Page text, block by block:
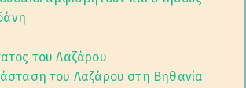
του Λαζάρου
του Λαζάρου στη Βηθανία